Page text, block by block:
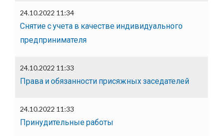
24.10.2022 11:34
Снятие с учета в качестве индивидуального
предпринимателя
24.10.2022 11:33
Права и обязанности присяжных заседателей
24.10.2022 11:33
Принудительные работы